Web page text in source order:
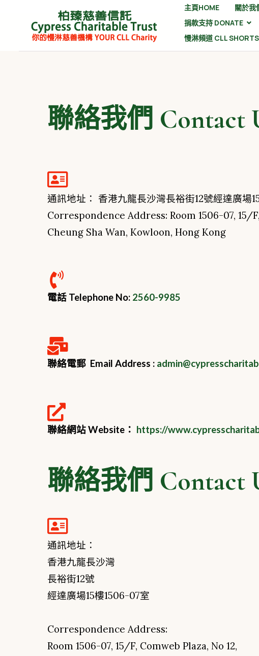
主頁HOME 關於我
捐款支持 DONATE
慢淋頻道 CLL SHORTS
聯絡我們 Contact
通訊地址： 香港九龍長沙灣長裕街12號經達廣場
Correspondence Address: Room 1506-07, 15/
Cheung Sha Wan, Kowloon, Hong Kong
電話 Telephone No: 2560-9985
聯絡電郵 Email Address :
聯絡網站 Website： https://
聯絡我們 Contact
通訊地址：
香港九龍長沙灣
長裕街12號
經達廣場15樓1506-07室
Correspondence Address:
Room 1506-07, 15/F, Comweb Plaza, No 12,